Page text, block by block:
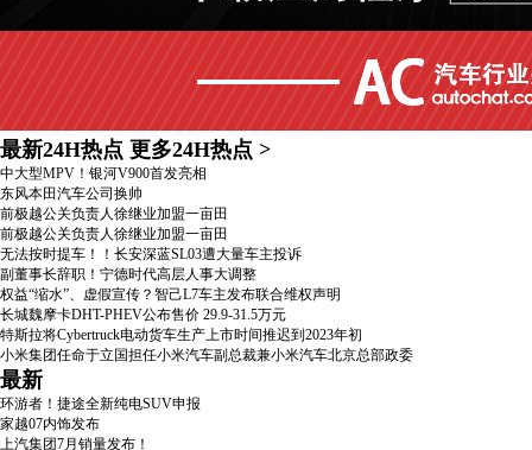
最新24H热点 更多24H热点 >
中大型MPV！银河V900首发亮相
东风本田汽车公司换帅
前极越公关负责人徐继业加盟一亩田
前极越公关负责人徐继业加盟一亩田
无法按时提车！！长安深蓝SL03遭大量车主投诉
副董事长辞职！宁德时代高层人事大调整
权益“缩水”、虚假宣传？智己L7车主发布联合维权声明
长城魏摩卡DHT-PHEV公布售价 29.9-31.5万元
特斯拉将Cybertruck电动货车生产上市时间推迟到2023年初
小米集团任命于立国担任小米汽车副总裁兼小米汽车北京总部政委
最新
环游者！捷途全新纯电SUV申报
家越07内饰发布
上汽集团7月销量发布！